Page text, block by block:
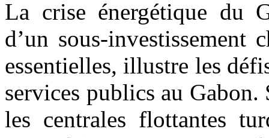
La crise énergétique du
d’un sous-investissement
essentielles, illustre les
services publics au Gabon.
les centrales flottantes